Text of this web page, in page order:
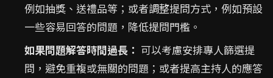
例如抽獎、送禮品等；或者調整提問方式，例如預設
一些容易回答的問題，降低提問門檻。
如果問題解答時間過長： 可以考慮安排專人篩選提
問，避免重複或無關的問題；或者提高主持人的應答